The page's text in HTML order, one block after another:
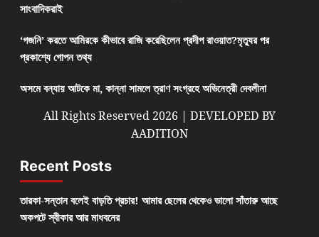
সাংবাদিকরাই
‘গজনি’ করতে আমিরকে কীভাবে রাজি করেছিলেন প্রদীপ রাওয়াত?মৃত্যুর পর
প্রকাশ্যে গোপন তথ্য
অসমে বন্যায় আটকে মা, কান্না সামলে ত্রাণ সংগ্রহে অভিনেত্রী দেবলীনা
All Rights Reserved 2026 | DEVELOPED BY
AADITION
Recent Posts
তারকা-সন্তান বলেই বাড়তি প্রচার! আমার ছেলের থেকেও ভালো সাঁতারু আছে
অকপটে স্বীকার আর মাধবনের